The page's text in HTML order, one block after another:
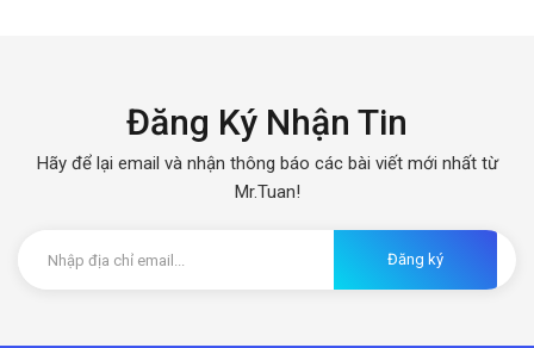
Đăng Ký Nhận Tin
Hãy để lại email và nhận thông báo các bài viết mới nhất từ
Mr.Tuan!
Đăng ký